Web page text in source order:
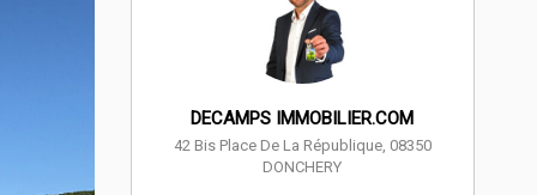
DECAMPS IMMOBILIER.COM
42 Bis Place De La République, 08350
DONCHERY